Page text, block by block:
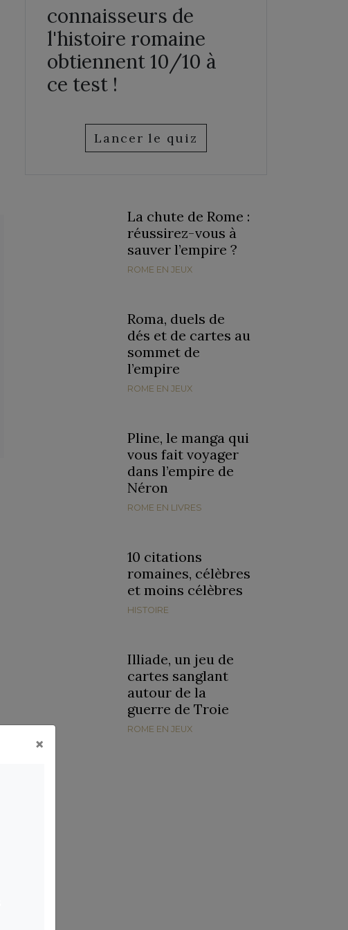
connaisseurs de
l'histoire romaine
obtiennent 10/10 à
ce test !
Lancer le quiz
La chute de Rome :
réussirez-vous à
sauver l’empire ?
ROME EN JEUX
Roma, duels de
dés et de cartes au
sommet de
l’empire
ROME EN JEUX
Pline, le manga qui
vous fait voyager
dans l’empire de
Néron
ROME EN LIVRES
10 citations
romaines, célèbres
et moins célèbres
HISTOIRE
Illiade, un jeu de
cartes sanglant
autour de la
guerre de Troie
ROME EN JEUX
×